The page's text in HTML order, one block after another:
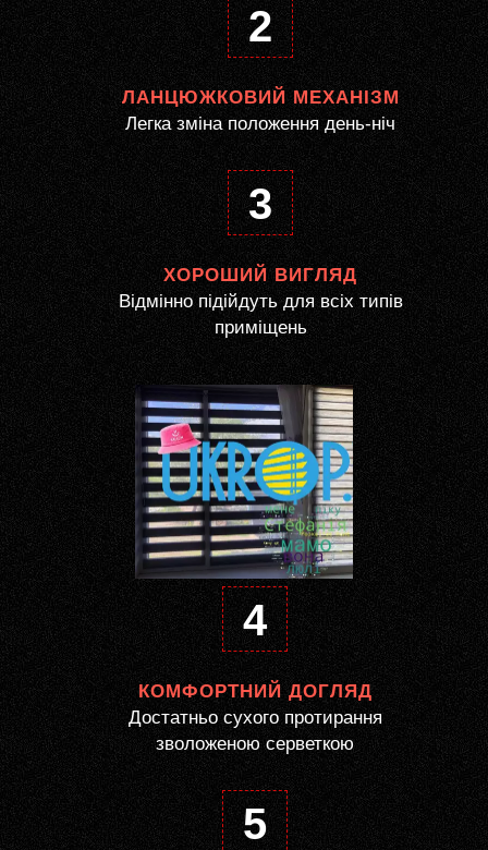
2
ЛАНЦЮЖКОВИЙ МЕХАНІЗМ
Легка зміна положення день-ніч
3
ХОРОШИЙ ВИГЛЯД
Відмінно підійдуть для всіх типів
приміщень
4
КОМФОРТНИЙ ДОГЛЯД
Достатньо сухого протирання
зволоженою серветкою
5